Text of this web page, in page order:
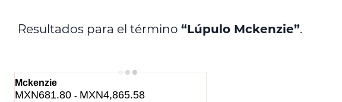
Resultados para el término “Lúpulo Mckenzie”.
Mckenzie
MXN681.80- MXN4,865.58